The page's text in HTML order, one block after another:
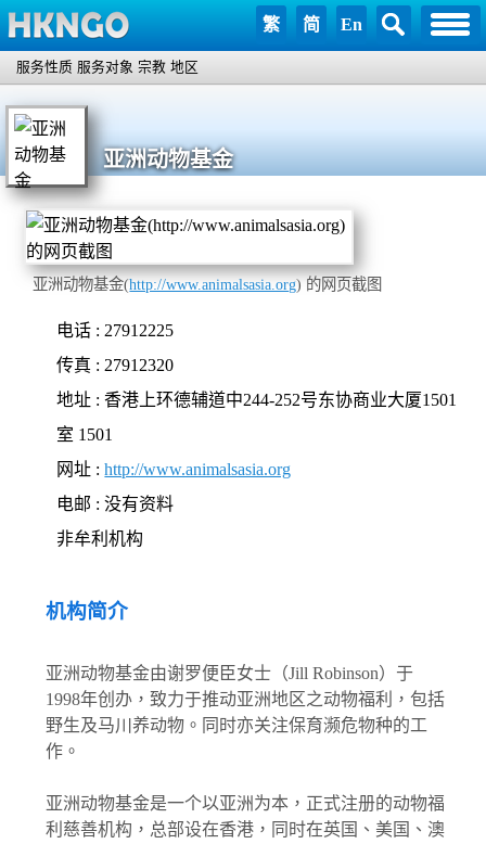
繁 简 En
服务性质 服务对象 宗教 地区
亚洲动物基金
亚洲动物基金(http://www.animalsasia.org) 的网页截图
电话 : 27912225
传真 : 27912320
地址 : 香港上环德辅道中244-252号东协商业大厦1501
室 1501
网址 :http://www.animalsasia.org
电邮 : 没有资料
非牟利机构
机构简介
亚洲动物基金由谢罗便臣女士（Jill Robinson）于
1998年创办，致力于推动亚洲地区之动物福利，包括
野生及马川养动物。同时亦关注保育濒危物种的工
作。
亚洲动物基金是一个以亚洲为本，正式注册的动物福
利慈善机构，总部设在香港，同时在英国、美国、澳